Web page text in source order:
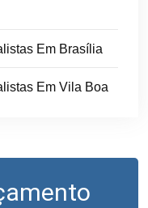
Em Brasília
Em Vila Boa